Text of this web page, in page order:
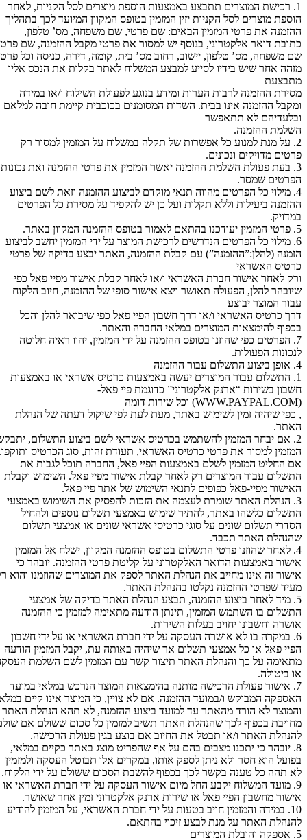
1. רכישת המוצרים תתבצע באמצעות הוספת מוצרים לסל הקניות, לאחר
הוספת מוצרים לסל הקניות יזין המזמין בטופס המקוון המיועד לכך בתהליך
ההזמנה את פרטי המזמין הבאים: שם פרטי, שם משפחה, מס’ טלפון,
כתובת דואר אלקטרוני, בנוסף יש למסור את פרטי מקבל ההזמנה, שם פרטי,
שם משפחה, מס’ טלפון, יישוב, רחוב מס’ בית, קומה, דירה, כניסה וכל פרט
מזהה אחר שיש בידיו לסייע למבצע המשלוח לאתר בקלות את הנכס אליו
מתבצעת
מסירת ההזמנה לרבות הערות ומידע בנוגע לפעולת השילוח ו/או במידה
ומקבל ההזמנה אינו בבית. השדות המסומנים בכוכבית קיימת חובה למלאם
ובלעדיהם לא תתאפשר
השלמת ההזמנה.
2. על מנת למנוע כל אפשרות של תקלה במשלוח על המזמין למסור רק
פרטים מדויקים ונכונים.
3. בעת פעולת השלמת ההזמנה יאשר המזמין את פרטי ההזמנה ואת נכונות
הפרטים שמסר.
4. מילוי כל הפרטים מהווה תנאי מוקדם לביצוע ההזמנה וזאת לשם ביצוע
ההזמנה ביעילות וללא תקלות ועל כן יש להקפיד על מסירת כל הפרטים
במדויק.
6. מילוי כל הפרטים הנדרשים לרכישת המוצר על ידי המזמין יחשב לביצוע
הזמנה (להלן:”ההזמנה”) עם קבלת ההזמנה, האתר יבצע בדיקה של פרטי
כרטיס האשראי
ורק לאחר אישור חברת האשראי ו/או לאחר קבלת אישור מפיי פאל כפי
שיובהר להלן, הפעולה תאושר ויצא אישור סופי של ההזמנה, חיוב הלקוח
עבור המוצר יבוצע
דרך כרטיס האשראי ו/או דרך חשבון הפיי פאל כפי שיבואר להלן והכל
בכפוף להימצאות המוצרים במלאי החברה והאתר.
7. הפרטים כפי שהוזנו בטופס ההזמנה על ידי המזמין, יהוו ראיה חלוטה
לנכונות הפעולות.
1. התשלום עבור המוצרים יעשה באמצעות כרטיס אשראי או באמצעות
חשבון בשירות “ארנק אלקטרוני” כדוגמת פיי פאל-
, כפי שיהיה זמין לשימוש באתר, מעת לעת לפי שיקול דעתה של הנהלת
האתר.
2. אם יבחר המזמין להשתמש בכרטיס אשראי לשם ביצוע התשלום, יתבקש
המזמין למסור את פרטי כרטיס האשראי, תעודת זהות, סוג הכרטיס ותוקפו.
אם החליט המזמין לשלם באמצעות הפיי פאל, החברה תוכל לגבות את
התשלום עבור המוצרים רק לאחר קבלת אישור מפיי פאל. השימוש וקבלת
האישור מפיי-פאל כפופים לתנאי השימוש של אתר פיי פאל.
3. הנהלת האתר שומרת לעצמה את הזכות להפסיק את השימוש באמצעי
התשלום כלשהו באתר, להתיר שימוש באמצעי תשלום נוספים ולהחיל
הסדרי תשלום שונים על סוגי כרטיסי אשראי שונים או אמצעי תשלום
שהנהלת האתר תכבד.
4. לאחר שהוזנו פרטי התשלום בטופס ההזמנה המקוון, ישלח אל המזמין
אישור באמצעות הדואר האלקטרוני על קליטת פרטי ההזמנה. יובהר כי
אישור זה אינו מחייב את הנהלת האתר לספק את המוצרים שהוזמנו והוא רק
מעיד שפרטי ההזמנה נקלטו בהנהלת האתר.
5. מיד לאחר ביצוע ההזמנה, תבצע הנהלת האתר בדיקה של אמצעי
התשלום בו השתמש המזמין, תינתן הודעה מתאימה למזמין כי ההזמנה
אושרה וחשבונו יחויב בעלות השירות.
6. במקרה בו לא אושרה העסקה על ידי חברת האשראי או על ידי חשבון
הפיי פאל או כל אמצעי תשלום אר שיהיה באותה עת, יקבל המזמין הודעה
מתאימה על כך והנהלת האתר תיצור קשר עם המזמין לשם השלמת העסקה
או ביטולה.
7. אישור פעולת הרכישה מותנה בהימצאות המוצר הנרכש במלאי במועד
האספקה המבוקש ו/במועד ההזמנה. אם לא צויין, כי המוצר אינו קיים במלאי
והמוצר לא הורד מהאתר עד למועד ביצוע ההזמנה, לא תהא הנהלת האתר
מחויבת בכפוף לכך שהנהלת האתר תשיב למזמין כל סכום ששולם אם שולם
להנהלת האתר ו/או תבטל את החיוב אם בוצע בגין פעולת הרכישה.
8. יובהר כי יתכנו מצבים בהם על אף שהפריט מוצג באתר כקיים במלאי,
בפועל הוא חסר ולא ניתן לספק אותו, במקרים אלו תבוטל העסקה ולמזמין
לא תהה כל טענה בקשר לכך בכפוף להשבת הסכום ששולם על ידי הלקוח.
9. מועד המשלוח יקבע החל מיום אישור העסקה על ידי חברת האשראי או
אישור מחשבון הפיי פאל או שירות ארנק אלקטרוני זמין אחר שאושר.
10. במידה והמזמין חויב בטעות על ידי חברת האשראי, על המזמין להודיע
להנהלת האתר על מנת לבצע זיכוי בהתאם.